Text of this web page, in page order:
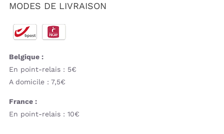
MODES DE LIVRAISON
Belgique :
En point-relais : 5€
A domicile : 7,5€
France :
En point-relais : 10€